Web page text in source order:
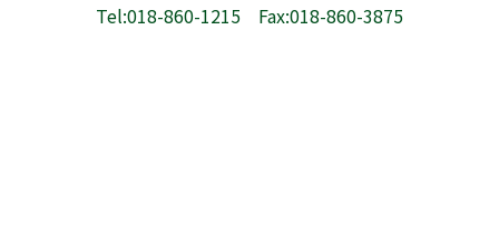
Tel:018-860-1215
Fax:018-860-3875